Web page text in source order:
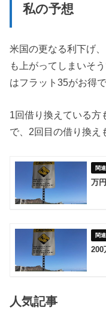
私の予想
米国の更なる利下げ
も上がってしまいそ
はフラット35がお得で
1回借り換えている方
で、2回目の借り換え
万
200
人気記事